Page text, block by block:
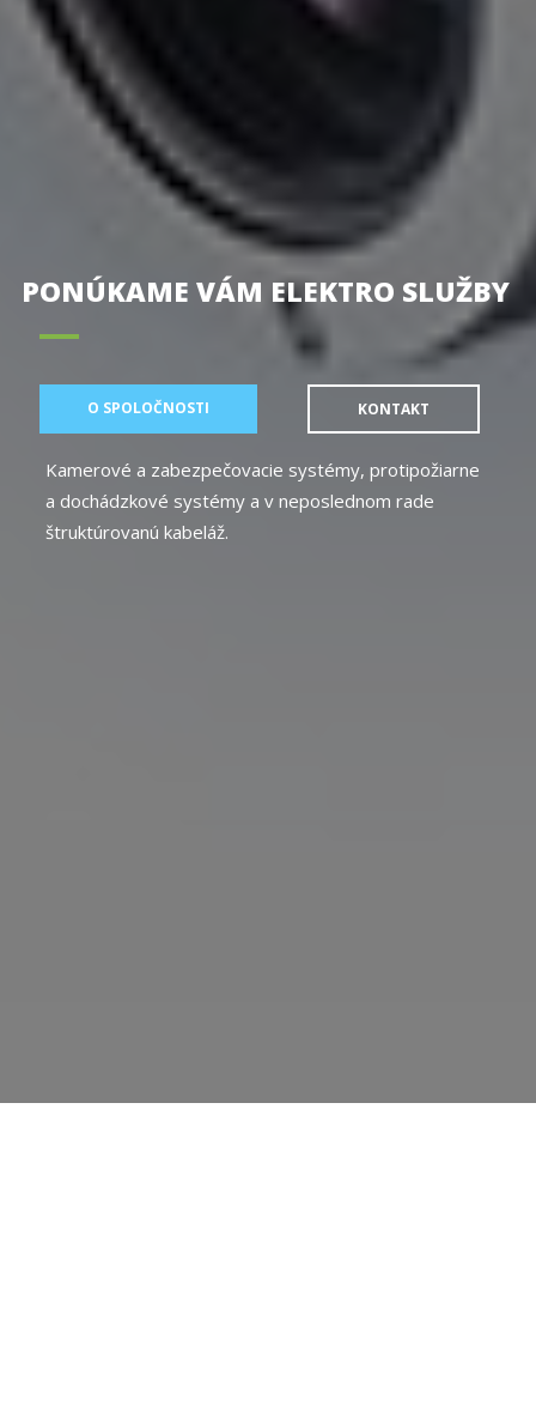
PONÚKAME VÁM ELEKTRO SLUŽBY
Kamerové a zabezpečovacie systémy, protipožiarne
a dochádzkové systémy a v neposlednom rade
štruktúrovanú kabeláž.
O SPOLOČNOSTI KONTAKT